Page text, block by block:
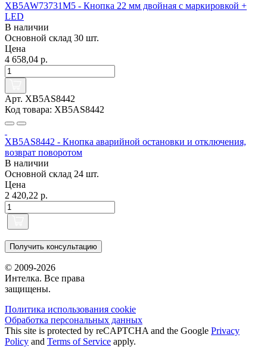
XB5AW73731M5 - Кнопка 22 мм двойная с маркировкой +
LED
В наличии
Основной склад 30 шт.
Цена
4 658,04 р.
Арт. XB5AS8442
Код товара: XB5AS8442
XB5AS8442 - Кнопка аварийной остановки и отключения,
возврат поворотом
В наличии
Основной склад 24 шт.
Цена
2 420,22 р.
Получить консультацию
© 2009-2026
Интелка. Все права
защищены.
Политика использования сookie
Обработка персональных данных
This site is protected by reCAPTCHA and the Google Privacy
Policy and Terms of Service apply.